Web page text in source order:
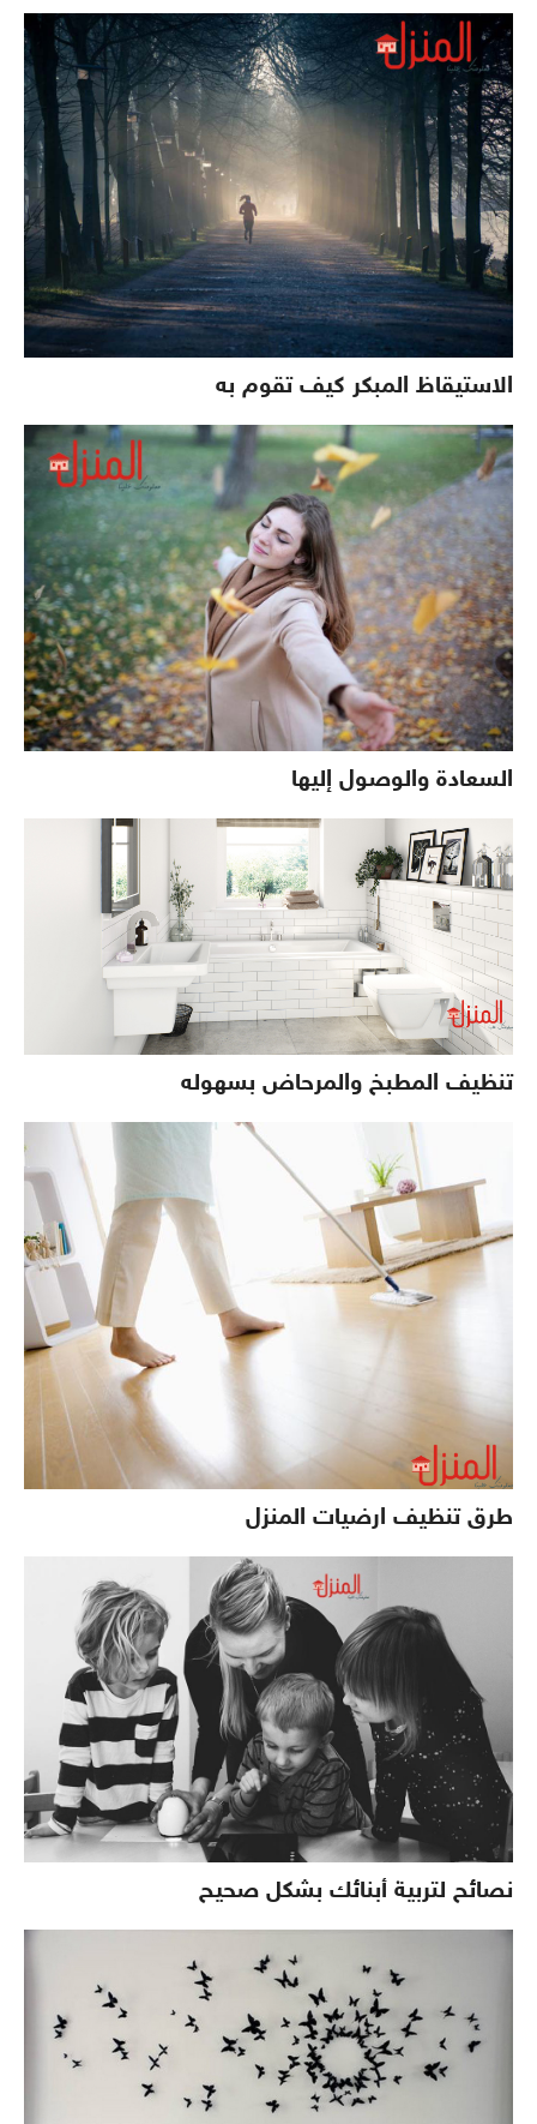
الاستيقاظ المبكر كيف تقوم به
السعادة والوصول إليها
تنظيف المطبخ والمرحاض بسهوله
طرق تنظيف ارضيات المنزل
نصائح لتربية أبنائك بشكل صحيح